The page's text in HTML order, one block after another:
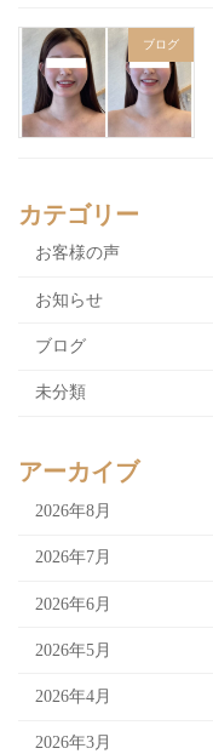
ブログ
カテゴリー
お客様の声
お知らせ
ブログ
未分類
アーカイブ
2026年8月
2026年7月
2026年6月
2026年5月
2026年4月
2026年3月